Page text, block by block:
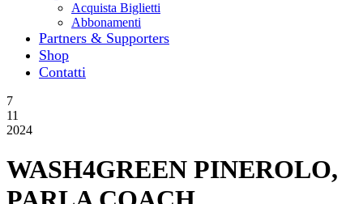
Acquista Biglietti
Abbonamenti
Partners & Supporters
Shop
Contatti
7
11
2024
WASH4GREEN PINEROLO,